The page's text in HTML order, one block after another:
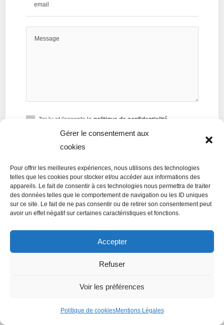
Gérer le consentement aux
cookies
Pour offrir les meilleures expériences, nous utilisons des technologies
telles que les cookies pour stocker et/ou accéder aux informations des
appareils. Le fait de consentir à ces technologies nous permettra de traiter
des données telles que le comportement de navigation ou les ID uniques
sur ce site. Le fait de ne pas consentir ou de retirer son consentement peut
avoir un effet négatif sur certaines caractéristiques et fonctions.
Accepter
Refuser
Voir les préférences
Politique de cookiesMentions Légales
J'ai lu et j'accepte la politique de confidentialité.
Donnez votre avis